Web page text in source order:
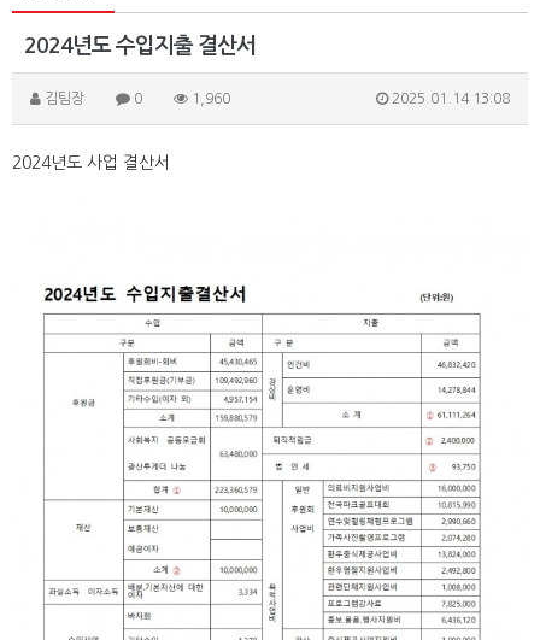
2024년도 수입지출 결산서
김팀장 0 1,960 2025.01.14 13:08
2024년도 사업 결산서